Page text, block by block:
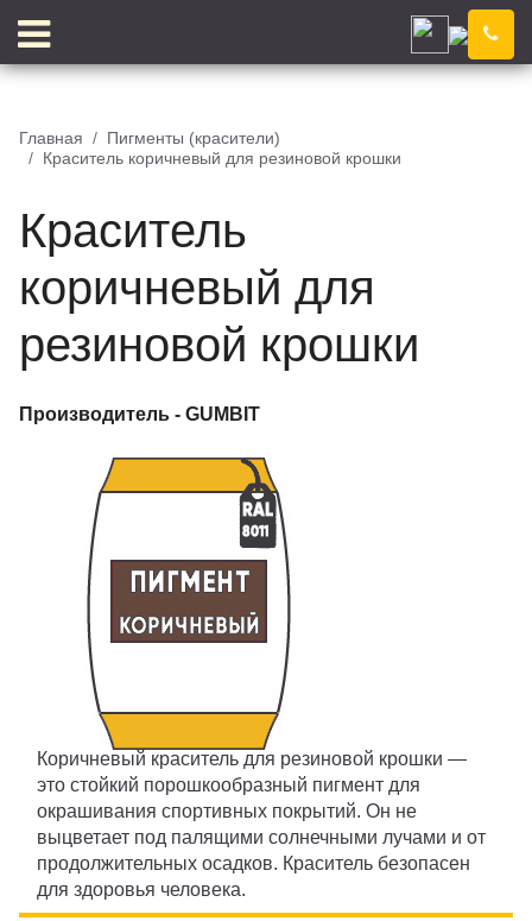
Ижевск
Блог Цены
Отзывы
ПРОМПОЛЫ
Ижевск
Главная
Пигменты (красители)
Краситель коричневый для резиновой крошки
Краситель
коричневый для
резиновой крошки
Производитель - GUMBIT
Коричневый краситель для резиновой крошки —
это стойкий порошкообразный пигмент для
окрашивания спортивных покрытий. Он не
выцветает под палящими солнечными лучами и от
продолжительных осадков. Краситель безопасен
для здоровья человека.